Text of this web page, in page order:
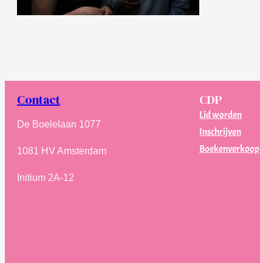
Contact
De Boelelaan 1077
1081 HV Amsterdam
Initium 2A-12
CDP
Lid worden
Inschrijven
Boekenverkoop